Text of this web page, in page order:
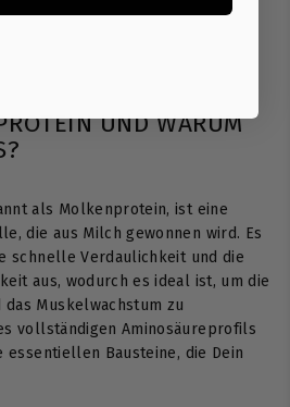
UND WARUM
als Molkenprotein, ist eine
die aus Milch gewonnen wird. Es
schnelle Verdaulichkeit und die
aus, wodurch es ideal ist, um die
Muskelwachstum zu
vollständigen Aminosäureprofils
Bausteine, die Dein